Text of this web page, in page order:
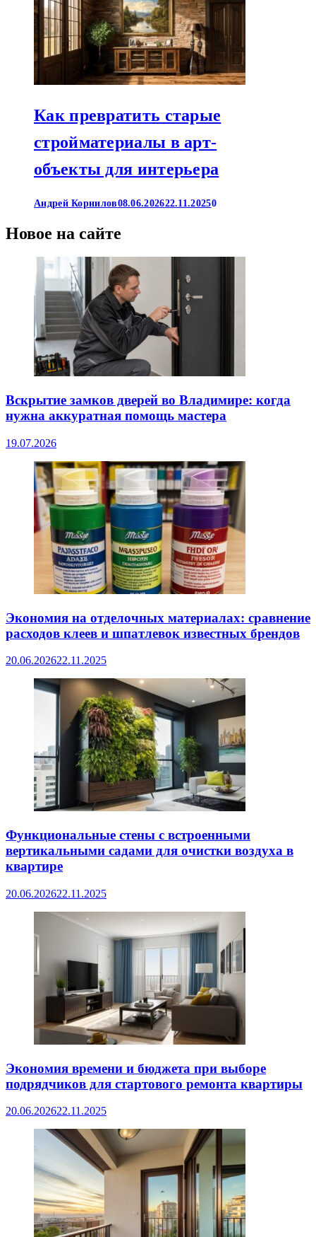
Как превратить старые
стройматериалы в арт-
объекты для интерьера
Андрей Корнилов08.06.202622.11.20250
Новое на сайте
Вскрытие замков дверей во Владимире: когда
нужна аккуратная помощь мастера
19.07.2026
Экономия на отделочных материалах: сравнение
расходов клеев и шпатлевок известных брендов
20.06.202622.11.2025
Функциональные стены с встроенными
вертикальными садами для очистки воздуха в
квартире
20.06.202622.11.2025
Экономия времени и бюджета при выборе
подрядчиков для стартового ремонта квартиры
20.06.202622.11.2025